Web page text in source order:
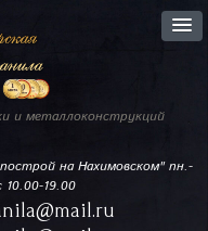
и металлоконструкций
на Нахимовском"пн.-
19.00